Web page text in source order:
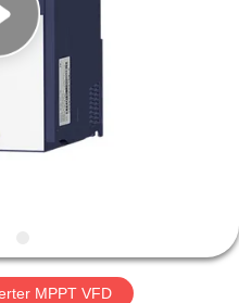
MPPT VFD